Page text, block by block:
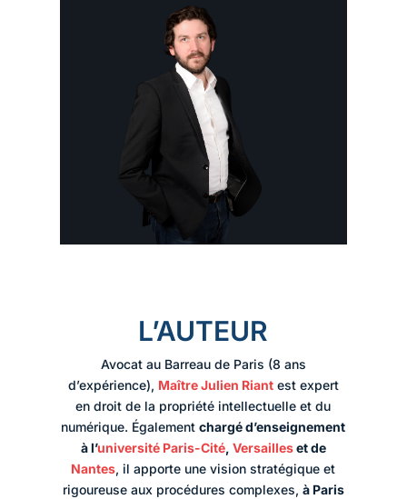
L’AUTEUR
Avocat au Barreau de Paris (8 ans
d’expérience), Maître Julien Riantest expert
en droit de la propriété intellectuelle et du
numérique. Égalementchargé d’enseignement
à l’université Paris-Cité, Versailleset de
Nantes, il apporte une vision stratégique et
rigoureuse aux procédures complexes, à Paris